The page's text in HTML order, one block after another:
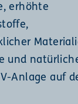
erhöhte
und
Anlage auf